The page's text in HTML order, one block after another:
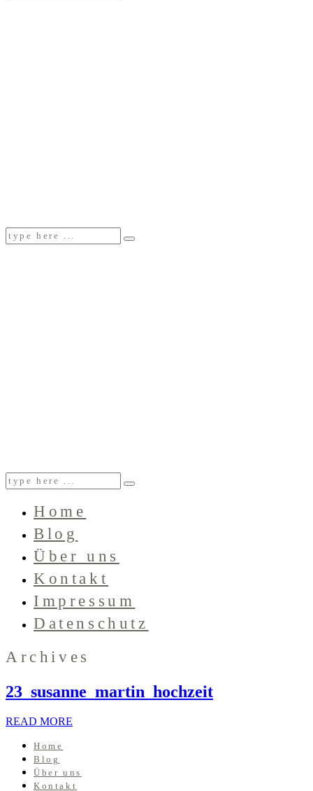
Home
Blog
Über uns
Kontakt
Impressum
Datenschutz
Archives
23_susanne_martin_hochzeit
READ MORE
Home
Blog
Über uns
Kontakt